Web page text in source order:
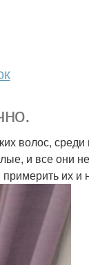
волос, среди
и все они
их и